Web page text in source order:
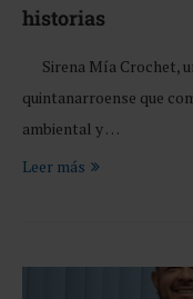
historias
Sirena Mía Crochet,
quintanarroense que
ambiental y …
Leer más